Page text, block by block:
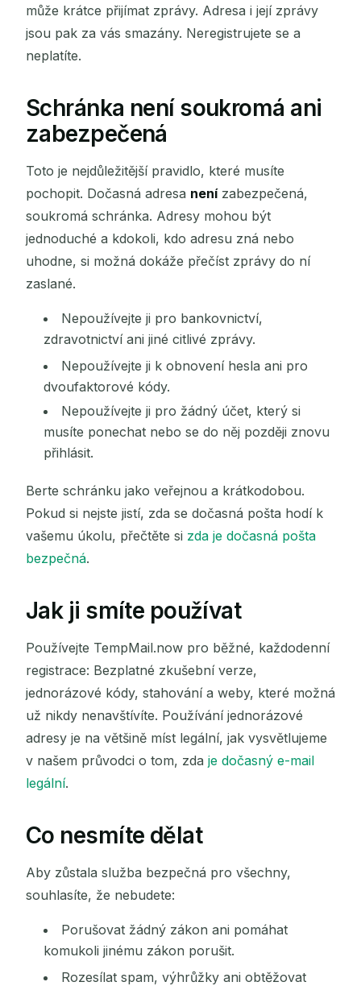
může krátce přijímat zprávy. Adresa i její zprávy
jsou pak za vás smazány. Neregistrujete se a
neplatíte.
Schránka není soukromá ani
zabezpečená
Toto je nejdůležitější pravidlo, které musíte
pochopit. Dočasná adresa nenízabezpečená,
soukromá schránka. Adresy mohou být
jednoduché a kdokoli, kdo adresu zná nebo
uhodne, si možná dokáže přečíst zprávy do ní
zaslané.
Nepoužívejte ji pro bankovnictví,
zdravotnictví ani jiné citlivé zprávy.
Nepoužívejte ji k obnovení hesla ani pro
dvoufaktorové kódy.
Nepoužívejte ji pro žádný účet, který si
musíte ponechat nebo se do něj později znovu
přihlásit.
Berte schránku jako veřejnou a krátkodobou.
Pokud si nejste jistí, zda se dočasná pošta hodí k
vašemu úkolu, přečtěte si zda je dočasná pošta
bezpečná.
Jak ji smíte používat
Používejte TempMail.now pro běžné, každodenní
registrace: Bezplatné zkušební verze,
jednorázové kódy, stahování a weby, které možná
už nikdy nenavštívíte. Používání jednorázové
adresy je na většině míst legální, jak vysvětlujeme
v našem průvodci o tom, zda je dočasný e-mail
legální.
Co nesmíte dělat
Aby zůstala služba bezpečná pro všechny,
souhlasíte, že nebudete:
Porušovat žádný zákon ani pomáhat
komukoli jinému zákon porušit.
Rozesílat spam, výhrůžky ani obtěžovat